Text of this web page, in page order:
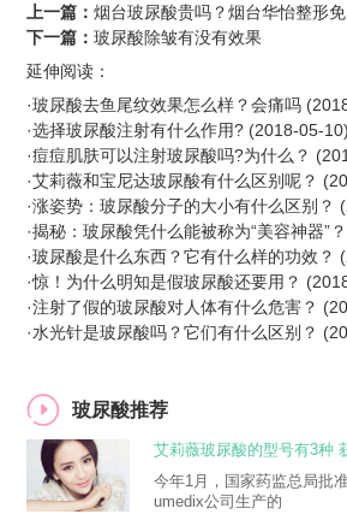
上一篇：烟台玻尿酸贵吗？烟台华怡整形
下一篇：玻尿酸除皱有没有效果
延伸阅读：
·玻尿酸去鱼尾纹效果怎么样？会痛吗
·选择玻尿酸注射有什么作用? (2018-05-10)
·痘痘肌肤可以注射玻尿酸吗?为什么？
·艾莉薇和宝尼达玻尿酸有什么区别呢？
·涨姿势：玻尿酸分子的大小有什么区别？
·揭秘：玻尿酸凭什么能被称为“美容神器”？
·玻尿酸是什么东西？它有什么样的功效？
·惊！为什么明知是假玻尿酸还要用？
·注射了假的玻尿酸对人体有什么危害？
·水光针是玻尿酸吗？它们有什么区别？
玻尿酸推荐
艾莉薇玻尿酸的型号有3种
是Deep Line
今年1月，国家药监总局批
umedix公司生产的